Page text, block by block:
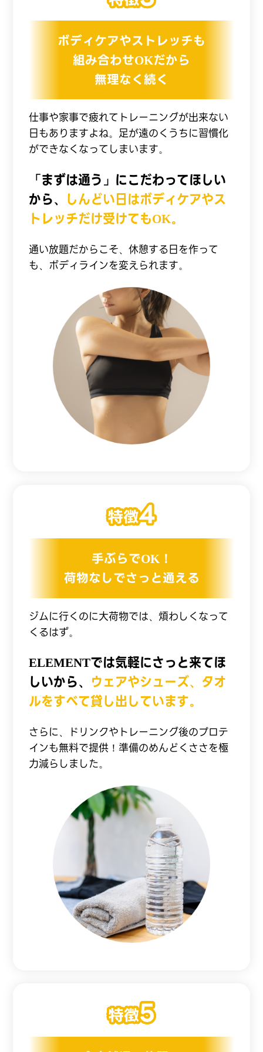
ボディケアやストレッチも
組み合わせOKだから
無理なく続く
仕事や家事で疲れてトレーニングが出来ない
日もありますよね。足が遠のくうちに習慣化
ができなくなってしまいます。
「まずは通う」にこだわってほしい
から、 しんどい日はボディケアやス
トレッチだけ受けてもOK。
通い放題だからこそ、休憩する日を作って
も、ボディラインを変えられます。
手ぶらでOK！
荷物なしでさっと通える
ジムに行くのに大荷物では、煩わしくなって
くるはず。
ELEMENTでは気軽にさっと来てほ
しいから、 ウェアやシューズ、タオ
ルをすべて貸し出しています。
さらに、ドリンクやトレーニング後のプロテ
インも無料で提供！準備のめんどくささを極
力減らしました。